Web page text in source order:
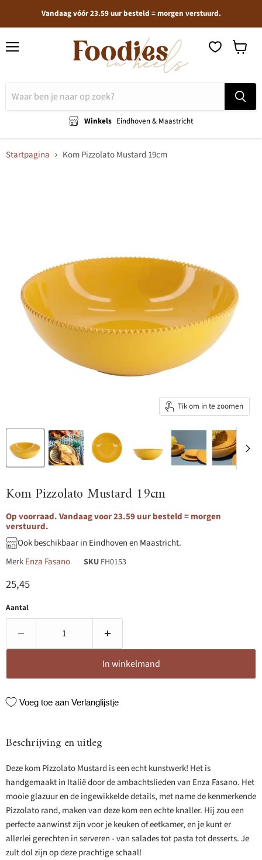
Vandaag vóór 23.59 uur besteld = morgen verstuurd.
Winkels Eindhoven & Maastricht
Startpagina Kom Pizzolato Mustard 19cm
Tik om in te zoomen
Kom Pizzolato Mustard 19cm
Op voorraad. Vandaag voor 23.59 uur besteld = morgen
verstuurd.
Ook beschikbaar in Eindhoven en Maastricht.
MerkEnza Fasano SKU FH0153
Huidige prijs
25,45
Aantal
In winkelmand
Voeg toe aan Verlanglijstje
Beschrijving en uitleg
Deze kom Pizzolato Mustard is een echt kunstwerk! Het is
handgemaakt in Italië door de ambachtslieden van Enza Fasano. Het
mooie glazuur en de ingewikkelde details, met name de kenmerkende
Pizzolato rand, maken van deze kom een echte knaller. Hij zou een
perfecte aanwinst zijn voor je keuken of eetkamer, en je kunt er
allerlei gerechten in serveren - van salades tot pasta tot desserts. Je
zult dol zijn op deze prachtige schaal!